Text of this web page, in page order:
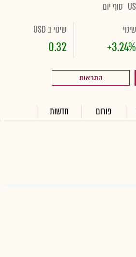
סוף יום
שינוי
+3.24%
שינוי ב USD
0.32
התראות
פורום חדשות